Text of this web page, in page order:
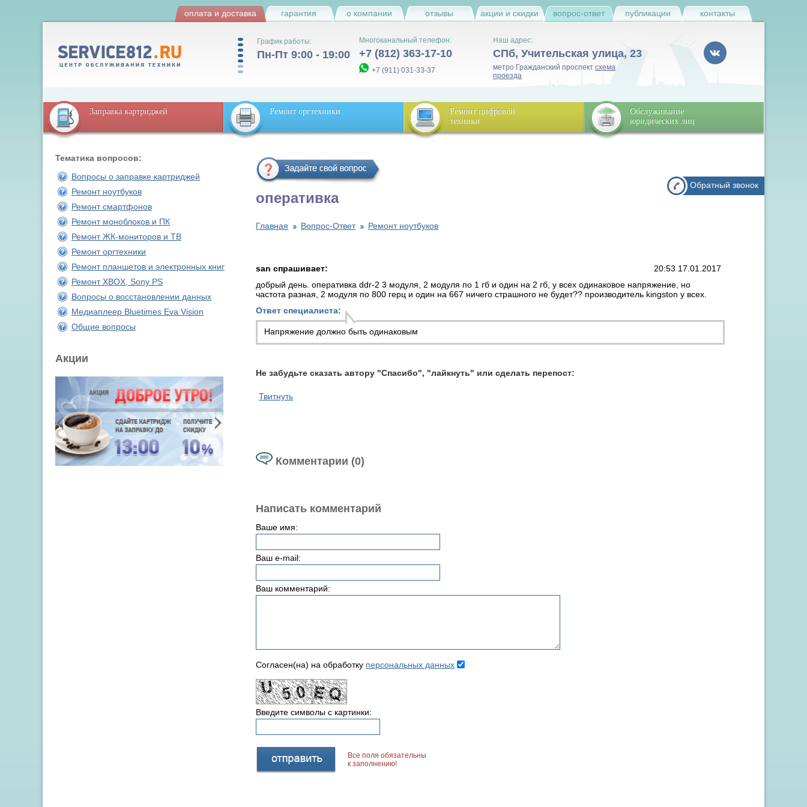
оплата и доставка гарантия о компании отзывы акции и скидки вопрос-ответ публикации контакты
График работы:
Пн-Пт 9:00 - 19:00
Многоканальный телефон:
+7 (812) 363-17-10
+7 (911) 031-33-37
Наш адрес:
СПб, Учительская улица, 23
метро Гражданский проспект схема
проезда
Заправка картриджей Ремонт оргтехники
Ремонт цифровой
техники
Обслуживание
юридических лиц
Тематика вопросов:
Вопросы о заправке картриджей
Ремонт ноутбуков
Ремонт смартфонов
Ремонт моноблоков и ПК
Ремонт ЖК-мониторов и ТВ
Ремонт оргтехники
Ремонт планшетов и электронных книг
Ремонт XBOX, Sony PS
Вопросы о восстановлении данных
Медиаплеер Bluetimes Eva Vision
Общие вопросы
Акции
оперативка
Главная Вопрос-Ответ Ремонт ноутбуков
san спрашивает:
20:53 17.01.2017
добрый день. оперативка ddr-2 3 модуля, 2 модуля по 1 гб и один на 2 гб, у всех одинаковое напряжение, но
частота разная, 2 модуля по 800 герц и один на 667 ничего страшного не будет?? производитель kingston у всех.
Ответ специалиста:
Напряжение должно быть одинаковым
Не забудьте сказать автору "Спасибо", "лайкнуть" или сделать перепост:
Твитнуть
Комментарии (0)
Написать комментарий
Ваше имя:
Ваш e-mail:
Ваш комментарий:
Согласен(на) на обработку персональных данных
Введите символы с картинки:
Все поля обязательны
к заполнению!
Обратный звонок